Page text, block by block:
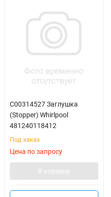
C00314527 Заглушка
(Stopper) Whirlpool
481240118412
Под заказ
Цена по запросу
В корзину